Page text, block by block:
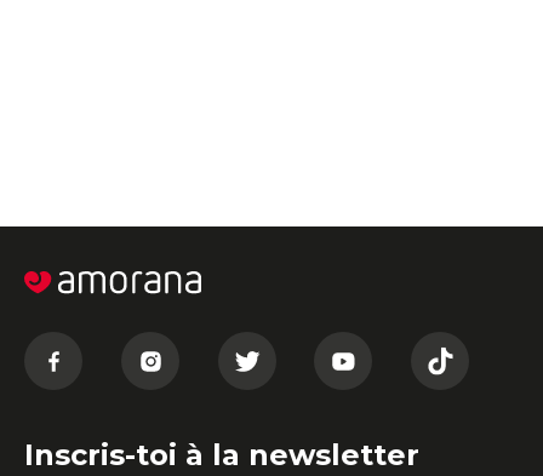
Inscris-toi à la newsletter